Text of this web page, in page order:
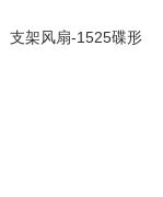
支架风扇-1525碟形